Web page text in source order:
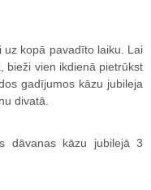
uz kopā pavadīto laiku. Lai
bieži vien ikdienā pietrūkst
gadījumos kāzu jubileja
divatā.
dāvanas kāzu jubilejā 3